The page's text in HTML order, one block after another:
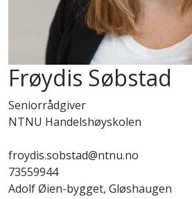
Frøydis Søbstad
Seniorrådgiver
NTNU Handelshøyskolen
froydis.sobstad@ntnu.no
73559944
Adolf Øien-bygget, Gløshaugen